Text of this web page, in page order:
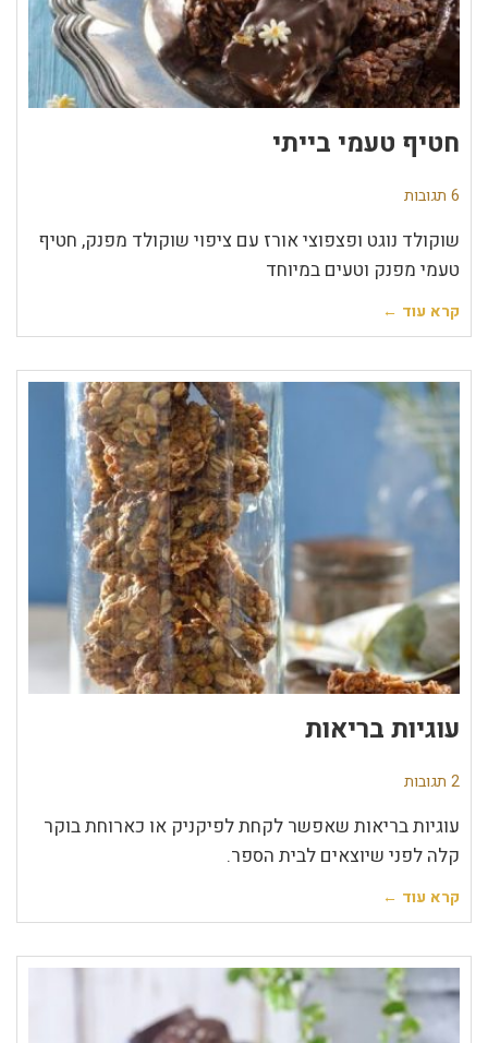
חטיף טעמי בייתי
6 תגובות
שוקולד נוגט ופצפוצי אורז עם ציפוי שוקולד מפנק, חטיף
טעמי מפנק וטעים במיוחד
קרא עוד ←
עוגיות בריאות
2 תגובות
עוגיות בריאות שאפשר לקחת לפיקניק או כארוחת בוקר
קלה לפני שיוצאים לבית הספר.
קרא עוד ←